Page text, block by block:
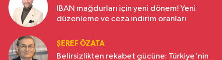
IBAN mağdurları için yeni dönem! Yeni
düzenleme ve ceza indirim oranları
ŞEREF ÖZATA
Belirsizlikten rekabet gücüne: Türkiye'nin